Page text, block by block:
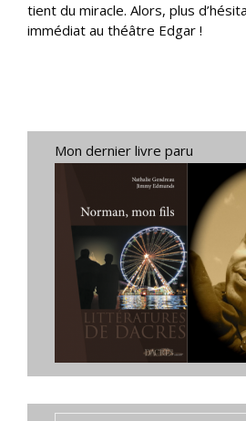
tient du miracle. Alors, plus
immédiat au théâtre Edgar !
Mon dernier livre paru